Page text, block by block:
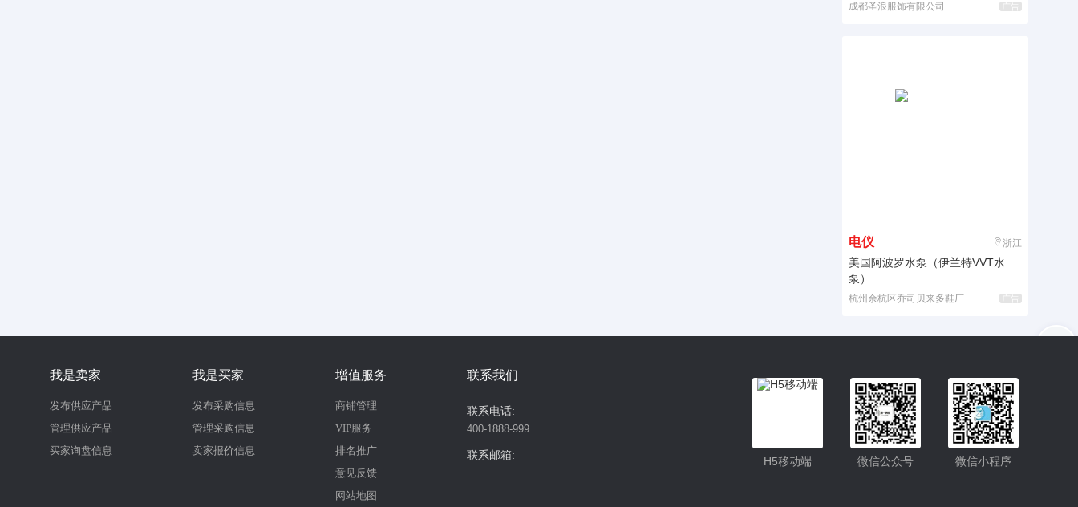
成都圣浪服饰有限公司 广告
电仪 浙江
美国阿波罗水泵（伊兰特VVT水
泵）
杭州余杭区乔司贝来多鞋厂 广告
我是卖家
发布供应产品
管理供应产品
买家询盘信息
我是买家
发布采购信息
管理采购信息
卖家报价信息
增值服务
商铺管理
VIP服务
排名推广
意见反馈
网站地图
联系我们
联系电话:
400-1888-999
联系邮箱: 微信小程序
微信公众号
H5移动端
小程序更便捷的查找产品